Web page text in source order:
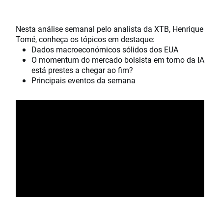
Nesta análise semanal pelo analista da XTB, Henrique
Tomé, conheça os tópicos em destaque:
Dados macroeconómicos sólidos dos EUA
O momentum do mercado bolsista em torno da IA
está prestes a chegar ao fim?
Principais eventos da semana